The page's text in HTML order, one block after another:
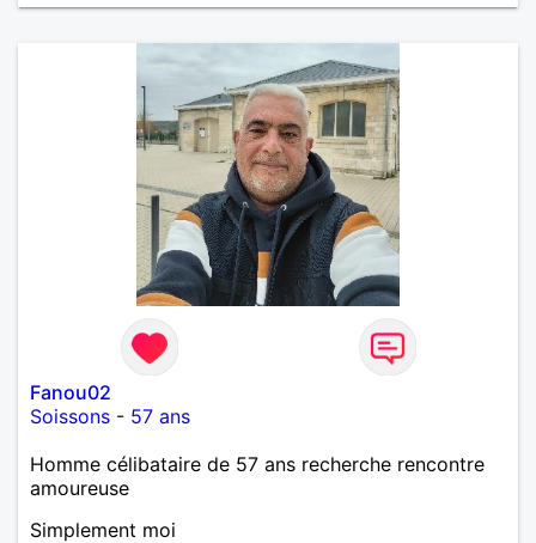
Fanou02
Soissons - 57 ans
Homme célibataire de 57 ans recherche rencontre
amoureuse
Simplement moi